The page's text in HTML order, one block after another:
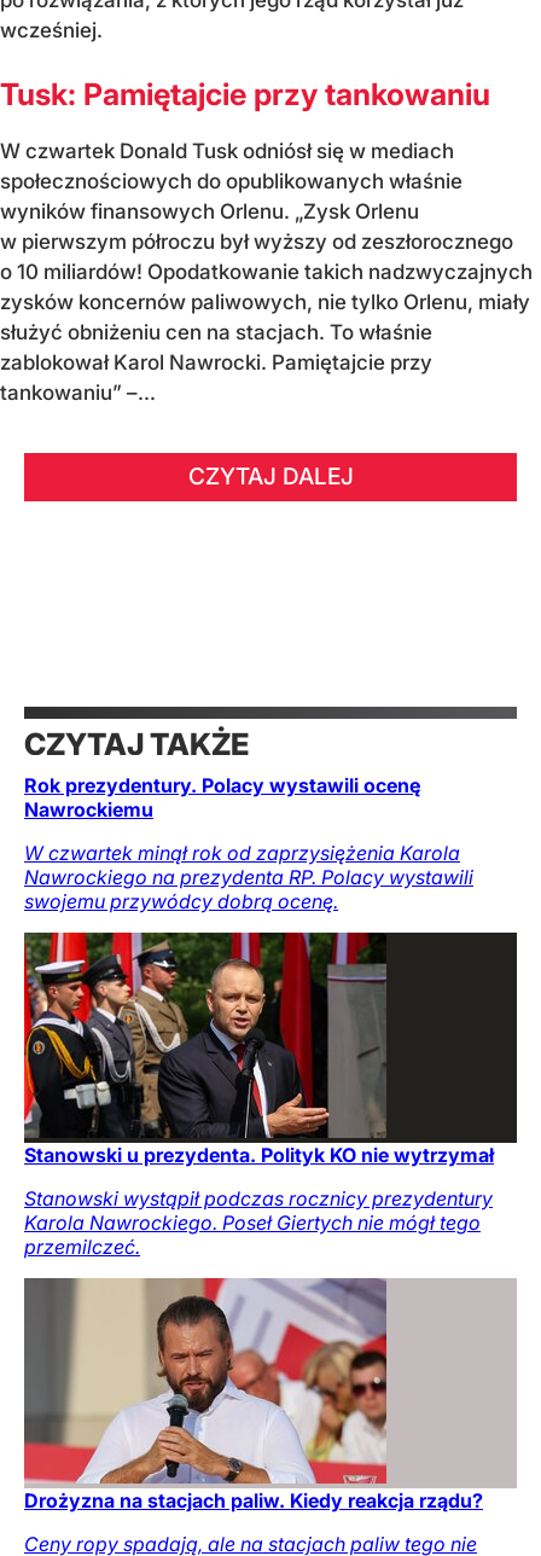
wcześniej.
Tusk: Pamiętajcie przy tankowaniu
W czwartek Donald Tusk odniósł się w mediach
społecznościowych do opublikowanych właśnie
wyników finansowych Orlenu. „Zysk Orlenu
w pierwszym półroczu był wyższy od zeszłorocznego
o 10 miliardów! Opodatkowanie takich nadzwyczajnych
zysków koncernów paliwowych, nie tylko Orlenu, miały
służyć obniżeniu cen na stacjach. To właśnie
zablokował Karol Nawrocki. Pamiętajcie przy
tankowaniu” –...
CZYTAJ DALEJ
CZYTAJ TAKŻE
Rok prezydentury. Polacy wystawili ocenę
Nawrockiemu
W czwartek minął rok od zaprzysiężenia Karola
Nawrockiego na prezydenta RP. Polacy wystawili
swojemu przywódcy dobrą ocenę.
Stanowski u prezydenta. Polityk KO nie wytrzymał
Stanowski wystąpił podczas rocznicy prezydentury
Karola Nawrockiego. Poseł Giertych nie mógł tego
przemilczeć.
Drożyzna na stacjach paliw. Kiedy reakcja rządu?
Ceny ropy spadają, ale na stacjach paliw tego nie